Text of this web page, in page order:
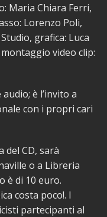
Maria Chiara Ferri,
Lorenzo Poli,
grafica: Luca
video clip:
è l’invito a
con i propri cari
del CD, sarà
o a Libreria
è di 10 euro.
costa poco!. I
partecipanti al